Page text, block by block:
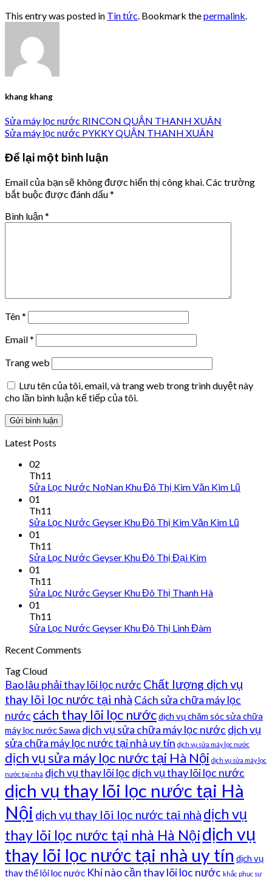
This entry was posted in Tin tức . Bookmark thepermalink
khang khang
Sửa máy lọc nước RINCON QUẬN THANH XUÂN
Sửa máy lọc nước PYKKY QUẬN THANH XUÂN
Để lại một bình luận
Email của bạn sẽ không được hiển thị công khai. Các trường
bắt buộc được đánh dấu*
Bình luận*
Tên*
Email*
Trang web
Lưu tên của tôi, email, và trang web trong trình duyệt này
cho lần bình luận kế tiếp của tôi.
Latest Posts
02
Th11
Sửa Lọc Nước NoNan Khu Đô Thị Kim Văn Kim Lũ
01
Th11
Sửa Lọc Nước Geyser Khu Đô Thị Kim Văn Kim Lũ
01
Th11
Sửa Lọc Nước Geyser Khu Đô Thị Đại Kim
01
Th11
Sửa Lọc Nước Geyser Khu Đô Thị Thanh Hà
01
Th11
Sửa Lọc Nước Geyser Khu Đô Thị Linh Đàm
Recent Comments
Tag Cloud
Bao lâu phải thay lõi lọc nước Chất lượng dịch vụ
thay lõi lọc nước tại nhà Cách sửa chữa máy lọc
nước cách thay lõi lọc nướcdịch vụ chăm sóc sửa chữa
máy lọc nước Sawa dịch vụ sửa chữa máy lọc nước dịch vụ
sửa chữa máy lọc nước tại nhà uy tín dịch vụ sửa máy lọc nước
dịch vụ sửa máy lọc nước tại Hà Nội dịch vụ sửa máy lọc
nước tại nhà dịch vụ thay lõi lọc dịch vụ thay lõi lọc nước
dịch vụ thay lõi lọc nước tại Hà
Nội dịch vụ thay lõi lọc nước tại nhà dịch vụ
thay lõi lọc nước tại nhà Hà Nộidịch vụ
thay lõi lọc nước tại nhà uy tín dịch vụ
thay thế lõi lọc nước Khi nào cần thay lõi lọc nước khắc phục sự